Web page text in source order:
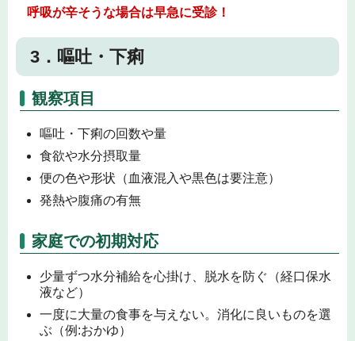
呼吸が辛そうな場合は早急に受診！
3．嘔吐・下痢
観察項目
嘔吐・下痢の回数や量
食欲や水分摂取量
便の色や形状（血液混入や黒色は要注意）
発熱や腹痛の有無
家庭での初期対応
少量ずつ水分補給を心掛け、脱水を防ぐ（経口保水
液など）
一度に大量の食事を与えない。消化に良いものを選
ぶ（例:おかゆ）